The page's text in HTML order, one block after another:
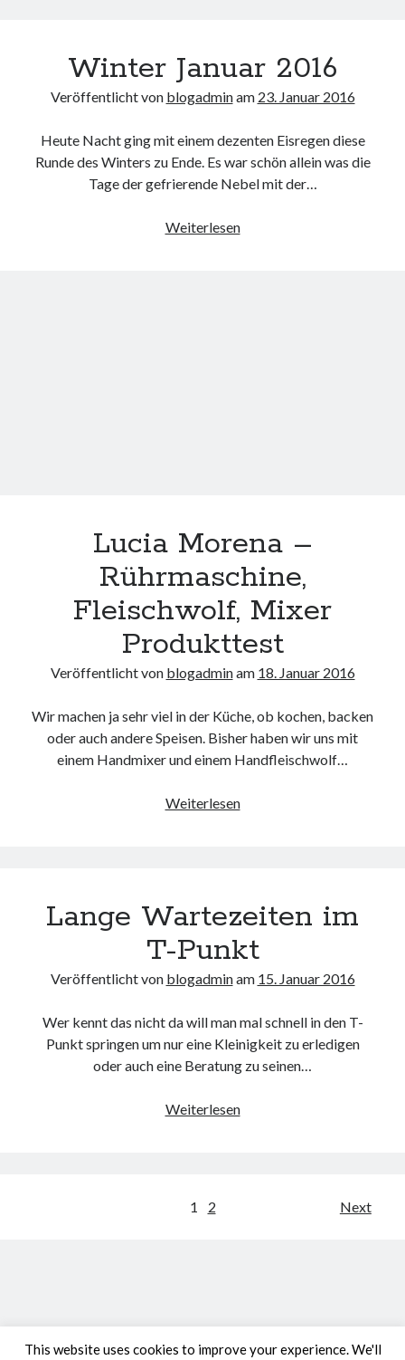
Winter Januar 2016
Veröffentlicht von blogadminam 23. Januar 2016
Heute Nacht ging mit einem dezenten Eisregen diese
Runde des Winters zu Ende. Es war schön allein was die
Tage der gefrierende Nebel mit der…
WeiterlesenWinter
Lucia Morena –
Rührmaschine,
Fleischwolf, Mixer
Produkttest
Veröffentlicht von blogadminam 18. Januar 2016
Wir machen ja sehr viel in der Küche, ob kochen, backen
oder auch andere Speisen. Bisher haben wir uns mit
einem Handmixer und einem Handfleischwolf…
WeiterlesenLucia
Mixer
Lange Wartezeiten im
T-Punkt
Veröffentlicht von blogadminam 15. Januar 2016
Wer kennt das nicht da will man mal schnell in den T-
Punkt springen um nur eine Kleinigkeit zu erledigen
oder auch eine Beratung zu seinen…
WeiterlesenLange
Beitragsnavigation
1 2 Next
This website uses cookies to improve your experience. We'll